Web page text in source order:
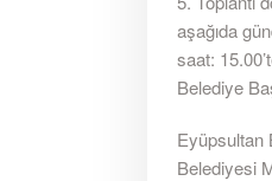
aşağıda
saat:
Belediye
Eyüpsultan
Belediyesi